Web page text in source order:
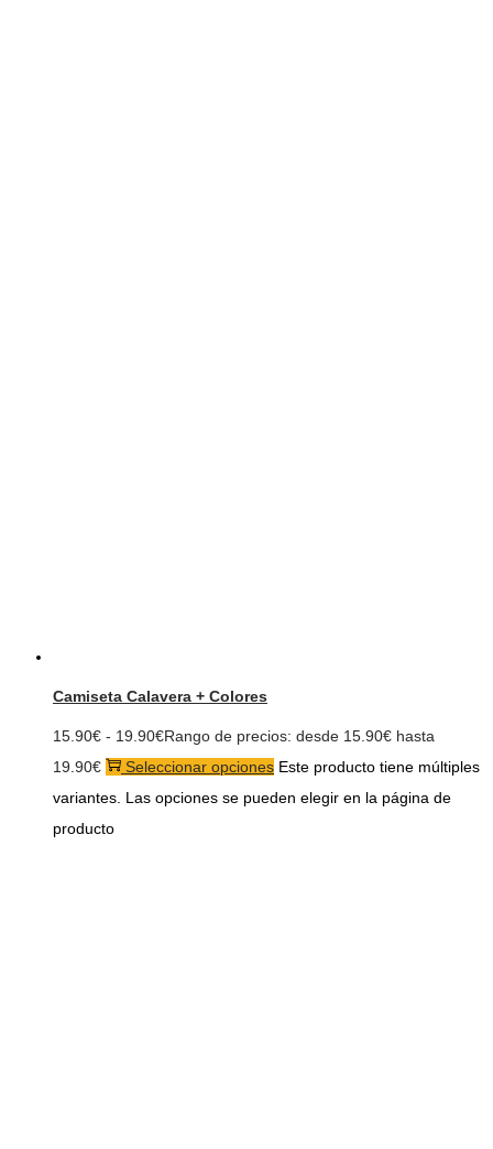
Camiseta Calavera + Colores
15.90€ - 19.90€Rango de precios: desde 15.90€ hasta
19.90€
Seleccionar opciones Este producto tiene múltiples
variantes. Las opciones se pueden elegir en la página de
producto